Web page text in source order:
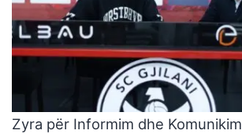
Zyra për Informim dhe Komunikim